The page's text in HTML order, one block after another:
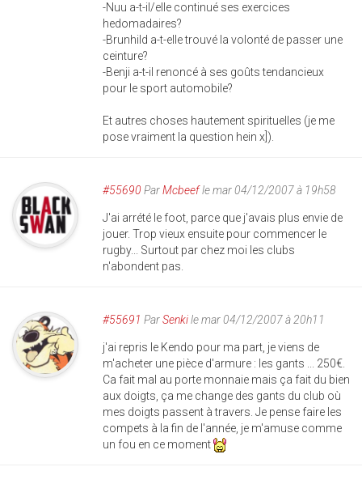
-Nuu a-t-il/elle continué ses exercices
hedomadaires?
-Brunhild a-t-elle trouvé la volonté de passer une
ceinture?
-Benji a-t-il renoncé à ses goûts tendancieux
pour le sport automobile?
Et autres choses hautement spirituelles (je me
pose vraiment la question hein x]).
#55690 ParMcbeefle mar 04/12/2007 à 19h58
J'ai arrété le foot, parce que j'avais plus envie de
jouer. Trop vieux ensuite pour commencer le
rugby... Surtout par chez moi les clubs
n'abondent pas.
#55691 ParSenkile mar 04/12/2007 à 20h11
j'ai repris le Kendo pour ma part, je viens de
m'acheter une pièce d'armure : les gants ... 250€.
Ca fait mal au porte monnaie mais ça fait du bien
aux doigts, ça me change des gants du club où
mes doigts passent à travers. Je pense faire les
compets à la fin de l'année, je m'amuse comme
un fou en ce moment